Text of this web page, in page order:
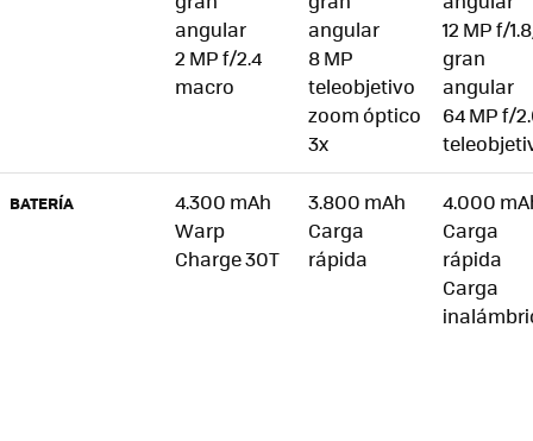
angular
2 MP f/2.4
macro
angular
8 MP
teleobjetivo
zoom óptico
3x
12 MP f/
gran
angular
64 MP f/
BATERÍA
4.300 mAh
Warp
Charge 30T
3.800 mAh
Carga
rápida
4.000
Carga
rápida
Carga